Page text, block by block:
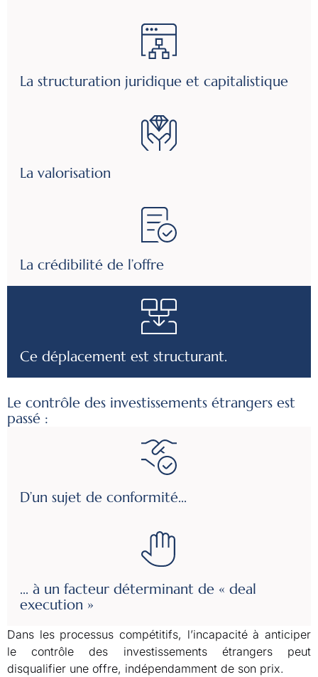
La structuration juridique et capitalistique
La valorisation
La crédibilité de l’offre
Ce déplacement est structurant.
Le contrôle des investissements étrangers est
passé :
D’un sujet de conformité...
... à un facteur déterminant de « deal
execution »
Dans les processus compétitifs, l’incapacité à anticiper
le contrôle des investissements étrangers peut
disqualifier une offre, indépendamment de son prix.